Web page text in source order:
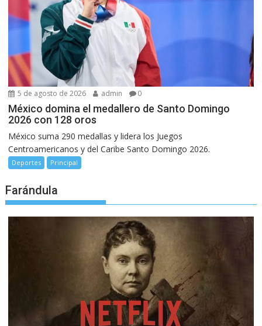
5 de agosto de 2026 admin 0
México domina el medallero de Santo Domingo
2026 con 128 oros
México suma 290 medallas y lidera los Juegos
Centroamericanos y del Caribe Santo Domingo 2026.
Deportes Principal
Farándula